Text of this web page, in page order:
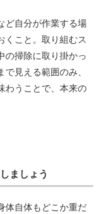
ど自分が作業する場
くこと。取り組むス
の掃除に取り掛かっ
見える範囲のみ、
わうことで、本来の
ましょう
体自体もどこか重だ